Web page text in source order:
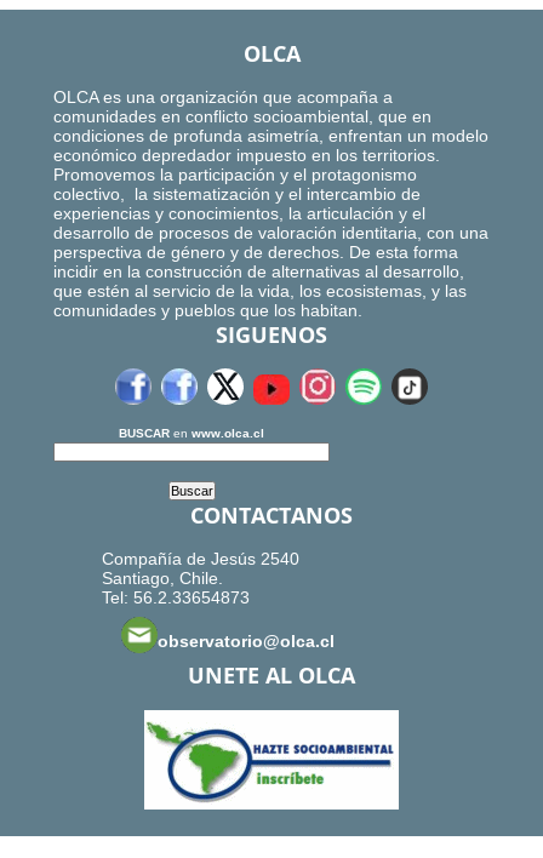
OLCA
OLCA es una organización que acompaña a
comunidades en conflicto socioambiental, que en
condiciones de profunda asimetría, enfrentan un modelo
económico depredador impuesto en los territorios.
Promovemos la participación y el protagonismo
colectivo, la sistematización y el intercambio de
experiencias y conocimientos, la articulación y el
desarrollo de procesos de valoración identitaria, con una
perspectiva de género y de derechos. De esta forma
incidir en la construcción de alternativas al desarrollo,
que estén al servicio de la vida, los ecosistemas, y las
comunidades y pueblos que los habitan.
SIGUENOS
BUSCAR en www.olca.cl
CONTACTANOS
Compañía de Jesús 2540
Santiago, Chile.
Tel: 56.2.33654873
observatorio@olca.cl
UNETE AL OLCA